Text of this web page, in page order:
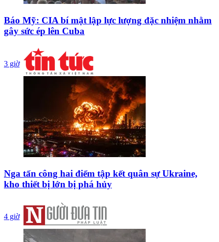
Báo Mỹ: CIA bí mật lập lực lượng đặc nhiệm nhằm
gây sức ép lên Cuba
3 giờ
Nga tấn công hai điểm tập kết quân sự Ukraine,
kho thiết bị lớn bị phá hủy
4 giờ